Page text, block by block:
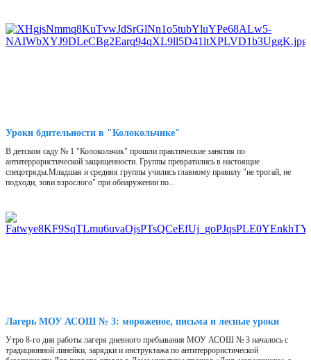
Уроки бдительности в "Колокольчике"
В детском саду № 1 "Колокольчик" прошли практические занятия по
антитеррористической защищенности. Группы превратились в настоящие
спецотряды.Младшая и средняя группы учились главному правилу "не трогай, не
подходи, зови взрослого" при обнаружении по...
Лагерь МОУ АСОШ № 3: мороженое, письма и лесные уроки
Утро 8-го дня работы лагеря дневного пребывания МОУ АСОШ № 3 началось с
традиционной линейки, зарядки и инструктажа по антитеррористической